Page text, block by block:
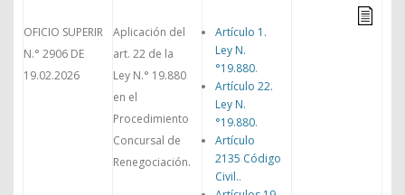
OFICIO SUPERIR
N.° 2906 DE
19.02.2026
Aplicación del
art. 22 de la
Ley N.° 19.880
en el
Procedimiento
Concursal de
Renegociación.
Artículo 1.
Ley N.
°19.880.
Artículo 22.
Ley N.
°19.880.
Artículo
2135 Código
Civil..